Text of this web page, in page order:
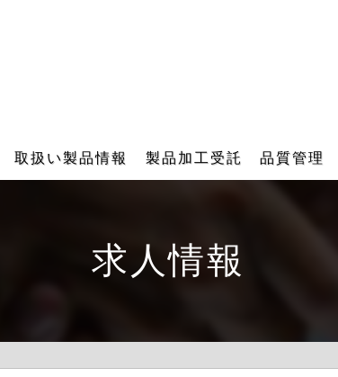
取扱い製品情報
角型テープフレーム
IT 樹脂フレーム
製品加工受託
再メッキ加工受託
レーザー刻印受託
品質管理
求人情報